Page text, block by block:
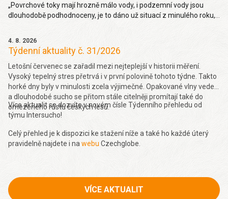
„Povrchové toky mají hrozně málo vody, i podzemní vody jsou
dlouhodobě podhodnoceny, je to dáno už situací z minulého roku,
4. 8. 2026
Týdenní aktuality č. 31/2026
Letošní červenec se zařadil mezi nejteplejší v historii měření.
Vysoký tepelný stres přetrvá i v první polovině tohoto týdne. Takto
horké dny byly v minulosti zcela výjimečné. Opakované vlny veder
a dlouhodobé sucho se přitom stále citelněji promítají také do
omezeného růstu českých lesů.
Více aktualit se dozvíte v novém čísle Týdenního přehledu od
týmu Intersucho!
Celý přehled je k dispozici ke stažení níže a také ho každé úterý
pravidelně najdete i na webu Czechglobe.
VÍCE AKTUALIT